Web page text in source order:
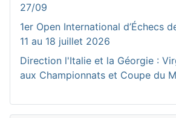
27/09
1er Open International d’Échecs
11 au 18 juillet 2026
Direction l'Italie et la Géorgie :
aux Championnats et Coupe du